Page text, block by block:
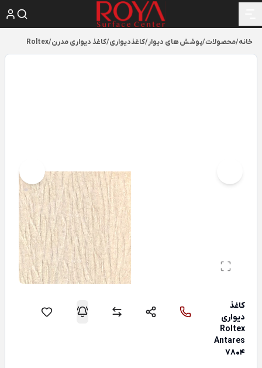
خانه/محصولات/پوشش های دیوار/کاغذدیواری/کاغذ دیواری مدرن/
Roltex
کاغذ
دیواری
Roltex
Antares
7804